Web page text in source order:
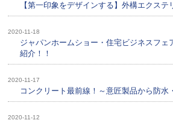
【第一印象をデザインする】外構エクステ
2020-11-18
ジャパンホームショー・住宅ビジネスフェ
紹介！！
2020-11-17
コンクリート最前線！～意匠製品から防水
2020-11-12